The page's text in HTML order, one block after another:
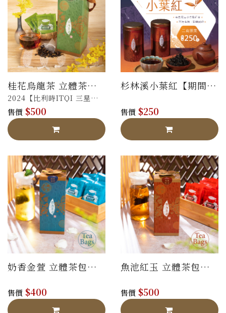
桂花烏龍茶 立體茶包
禮盒
2024【比利時ITQI 三星】
【法國AVPA 銀
牌】，
榮獲獲國際認證，風味值得
售價 $500
杉林溪小葉紅【期間限
售價 $250
奶香金萱 立體茶包禮
售價 $400
魚池紅玉 立體茶包禮
售價 $500